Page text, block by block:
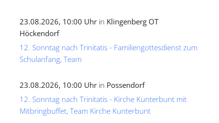
23.08.2026, 10:00 Uhr in Klingenberg OT
Höckendorf
12. Sonntag nach Trinitatis - Familiengottesdienst zum
Schulanfang, Team
23.08.2026, 10:00 Uhr in Possendorf
12. Sonntag nach Trinitatis - Kirche Kunterbunt mit
Mitbringbuffet, Team Kirche Kunterbunt